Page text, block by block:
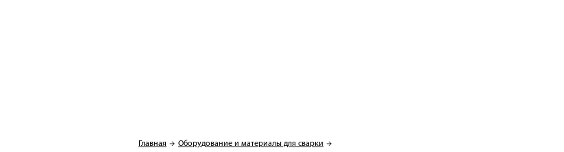
Главная Оборудование и материалы для сварки